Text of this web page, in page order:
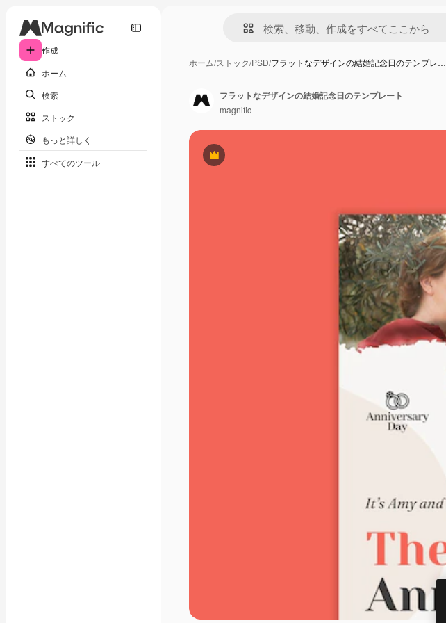
作成
ホーム
検索
ストック
もっと詳しく
すべてのツール
ホーム/ストック/PSD/フラットなデザインの結婚記念日のテンプレ…
Premium
フラットなデザインの結婚記念日のテンプレート
magnific